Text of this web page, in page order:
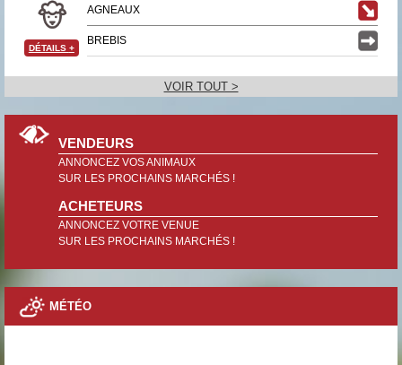
AGNEAUX
BREBIS
DÉTAILS +
VOIR TOUT >
VENDEURS
ANNONCEZ VOS ANIMAUX
SUR LES PROCHAINS MARCHÉS !
ACHETEURS
ANNONCEZ VOTRE VENUE
SUR LES PROCHAINS MARCHÉS !
MÉTÉO